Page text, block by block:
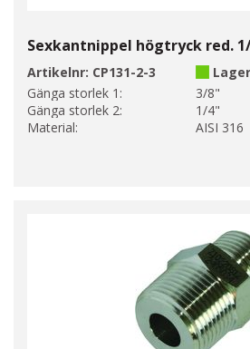
Sexkantnippel högtryck red. 1/
Artikelnr: CP131-2-3
Gänga storlek 1:
3/8"
Gänga storlek 2:
1/4"
Material:
AISI 316